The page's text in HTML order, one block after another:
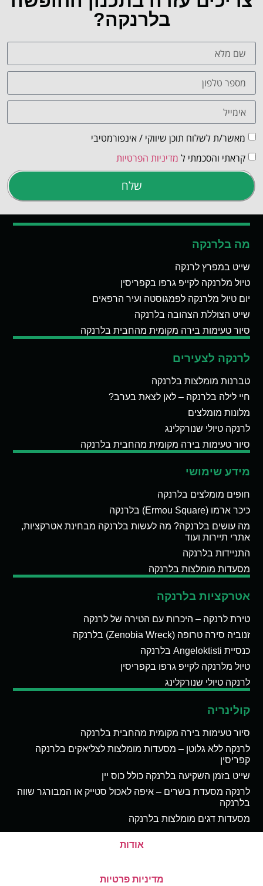
בלרנקה?
מאשר/ת לשלוח תוכן שיווקי / אינפורמטיבי
קראתי והסכמתי ל מדיניות הפרטיות
שלח
מה בלרנקה
שייט במפרץ לרנקה
טיול מלרנקה לקייפ גרפו בקפריסין
יום טיול מלרנקה לפמגוסטה ועיר הרפאים
שייט הצוללת הצהובה בלרנקה
סיור טעימות בירה מקומית מהחבית בלרנקה
לרנקה לצעירים
טברנות מומלצות בלרנקה
חיי לילה בלרנקה – לאן לצאת בערב?
מלונות מומלצים
לרנקה טיולי שנורקלינג
סיור טעימות בירה מקומית מהחבית בלרנקה
מידע שימושי
חופים מומלצים בלרנקה
כיכר ארמו (Ermou Square) בלרנקה
מה עושים בלרנקה? מה לעשות בלרנקה מבחינת אטרקציות,
אתרי תיירות ועוד
התניידות בלרנקה
מסעדות מומלצות בלרנקה
אטרקציות בלרנקה
טירת לרנקה – היכרות עם הטירה של לרנקה
זנוביה סירה טרופה (Zenobia Wreck) בלרנקה
כנסיית Angeloktisti בלרנקה
טיול מלרנקה לקייפ גרפו בקפריסין
לרנקה טיולי שנורקלינג
קולינריה
סיור טעימות בירה מקומית מהחבית בלרנקה
לרנקה ללא גלוטן – מסעדות מומלצות לצליאקים בלרנקה
קפריסין
שייט בזמן השקיעה בלרנקה כולל כוס יין
לרנקה מסעדת בשרים – איפה לאכול סטייק או המבורגר שווה
בלרנקה
מסעדות דגים מומלצות בלרנקה
אודות
מדיניות פרטיות